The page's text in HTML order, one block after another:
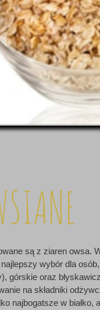
są z ziaren owsa.
wybór dla
górskie oraz
na składniki
najbogatsze w